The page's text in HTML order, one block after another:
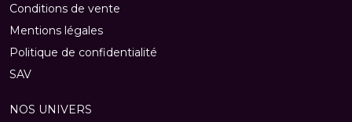
Conditions de vente
Mentions légales
Politique de confidentialité
SAV
NOS UNIVERS